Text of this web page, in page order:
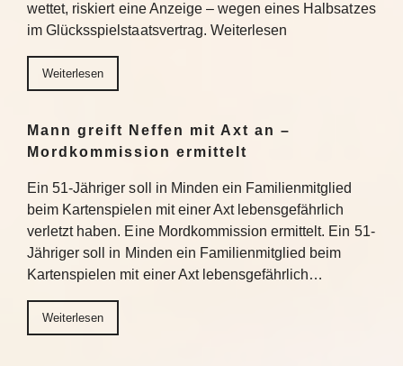
wettet, riskiert eine Anzeige – wegen eines Halbsatzes
im Glücksspielstaatsvertrag. Weiterlesen
Weiterlesen
Mann greift Neffen mit Axt an –
Mordkommission ermittelt
Ein 51-Jähriger soll in Minden ein Familienmitglied
beim Kartenspielen mit einer Axt lebensgefährlich
verletzt haben. Eine Mordkommission ermittelt. Ein 51-
Jähriger soll in Minden ein Familienmitglied beim
Kartenspielen mit einer Axt lebensgefährlich…
Weiterlesen